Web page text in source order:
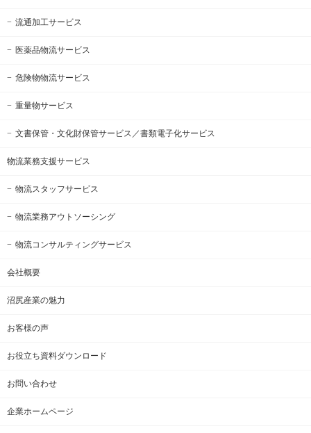
流通加工サービス
医薬品物流サービス
危険物物流サービス
重量物サービス
文書保管・文化財保管サービス ／書類電子化サービス
物流業務支援サービス
物流スタッフサービス
物流業務アウトソーシング
物流コンサルティングサービス
会社概要
沼尻産業の魅力
お客様の声
お役立ち資料ダウンロード
お問い合わせ
企業ホームページ